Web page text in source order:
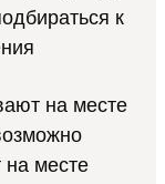
к
на месте